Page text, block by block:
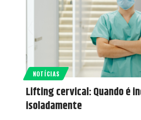
NOTÍCIAS
Lifting cervical: Quando é
isoladamente